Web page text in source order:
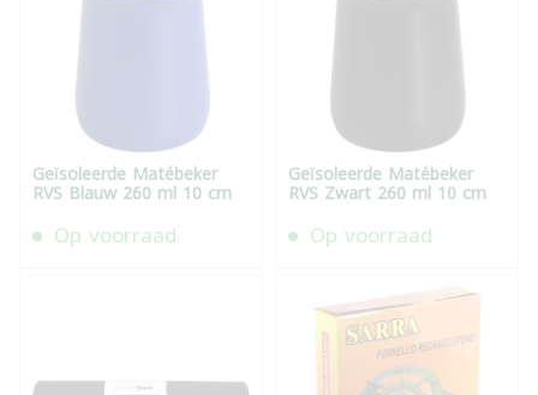
Geïsoleerde Matébeker
RVS Blauw 260 ml 10 cm
Op voorraad
Geïsoleerde Matébeker
RVS Zwart 260 ml 10 cm
Op voorraad